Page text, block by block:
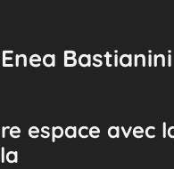
Bastianini
espace avec